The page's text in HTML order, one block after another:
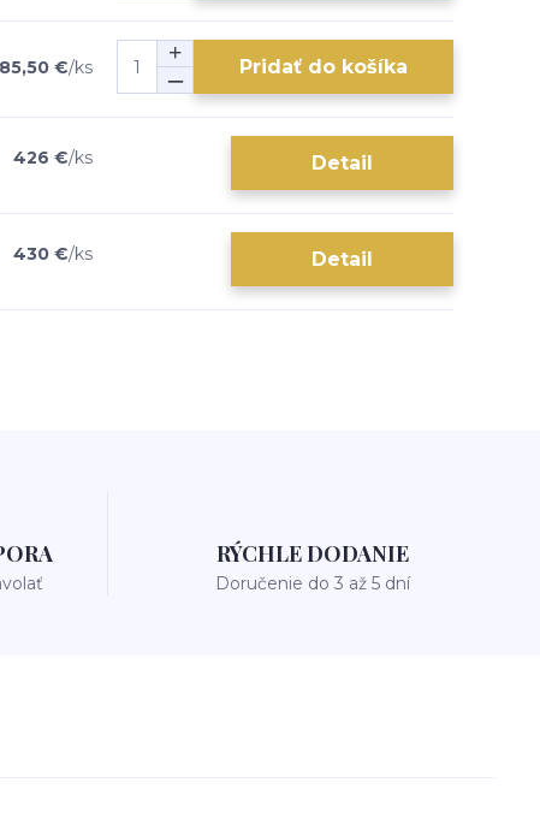
€/ks Pridať do košíka
426 €/ks Detail
430 €/ks Detail
RÝCHLE DODANIE
Doručenie do 3 až 5 dní